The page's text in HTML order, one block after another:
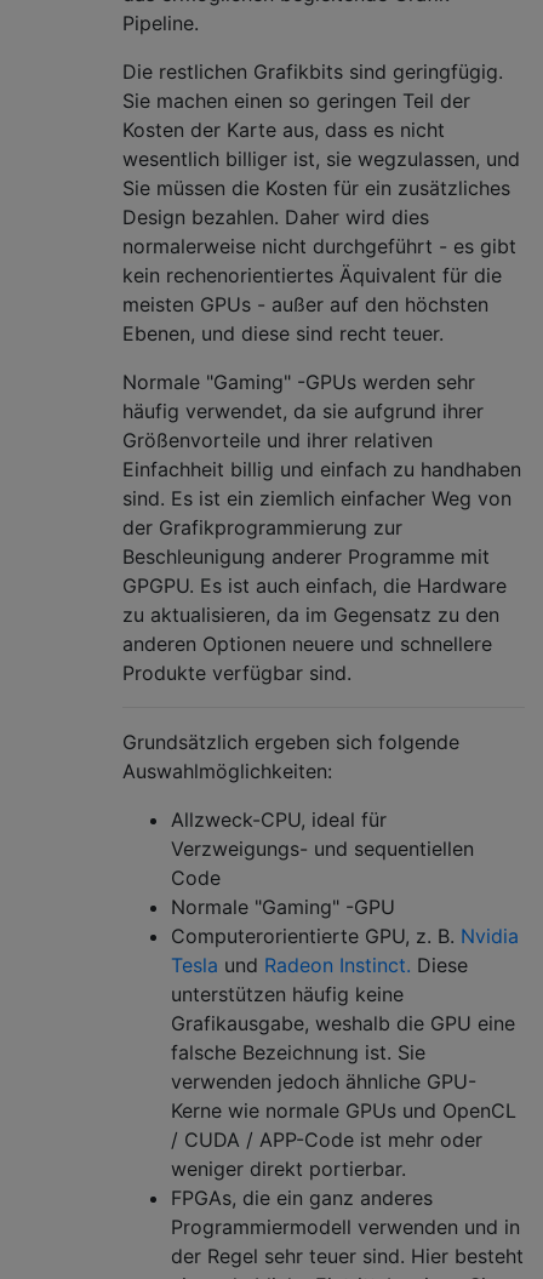
Pipeline.
Die restlichen Grafikbits sind geringfügig.
Sie machen einen so geringen Teil der
Kosten der Karte aus, dass es nicht
wesentlich billiger ist, sie wegzulassen, und
Sie müssen die Kosten für ein zusätzliches
Design bezahlen. Daher wird dies
normalerweise nicht durchgeführt - es gibt
kein rechenorientiertes Äquivalent für die
meisten GPUs - außer auf den höchsten
Ebenen, und diese sind recht teuer.
Normale "Gaming" -GPUs werden sehr
häufig verwendet, da sie aufgrund ihrer
Größenvorteile und ihrer relativen
Einfachheit billig und einfach zu handhaben
sind. Es ist ein ziemlich einfacher Weg von
der Grafikprogrammierung zur
Beschleunigung anderer Programme mit
GPGPU. Es ist auch einfach, die Hardware
zu aktualisieren, da im Gegensatz zu den
anderen Optionen neuere und schnellere
Produkte verfügbar sind.
Grundsätzlich ergeben sich folgende
Auswahlmöglichkeiten:
Allzweck-CPU, ideal für
Verzweigungs- und sequentiellen
Code
Normale "Gaming" -GPU
Computerorientierte GPU, z. B. Nvidia
Tesla und Radeon Instinct. Diese
unterstützen häufig keine
Grafikausgabe, weshalb die GPU eine
falsche Bezeichnung ist. Sie
verwenden jedoch ähnliche GPU-
Kerne wie normale GPUs und OpenCL
/ CUDA / APP-Code ist mehr oder
weniger direkt portierbar.
FPGAs, die ein ganz anderes
Programmiermodell verwenden und in
der Regel sehr teuer sind. Hier besteht